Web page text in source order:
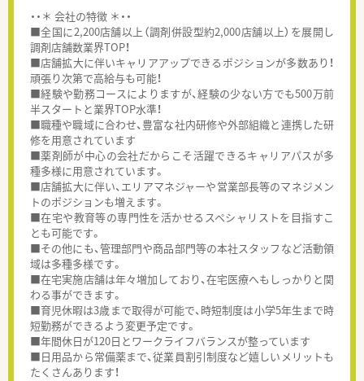
・・＊ 会社の特徴 ＊・・
■全国に2,200店舗以上（調剤併設型約2,000店舗以上）を展開し
調剤店舗数業界TOP！
■店舗拡大に伴いキャリアアップできるポジションが多数あり！
頑張り次第で高給与も可能！
■経験や勤務コースによりますが、経験の少ない方でも500万前
半スタートと業界TOP水準！
■職種や職域に合わせ、豊富な社内研修や外部組織と連携した研
修を用意されています
■薬剤師が中心の会社だからこそ活躍できるキャリアパスが多
種多様に用意されています。
■店舗拡大に伴い、エリアマネジャーや営業部長等のマネジメン
トのポジションも増えます。
■在宅や教育等の専門性を活かせるスペシャリストを目指すこ
とも可能です。
■その他にも、管理部門や商品部門等の本社スタッフなど活動領
域は多種多様です。
■在宅実施店舗は年々増加しており、在宅医療へもしっかりと関
わる事ができます。
■育児休暇は3歳まで取得が可能で、時短制度は小学5年生まで時
短勤務ができるよう変更予定です。
■年間休日が120日とワークライフバランスが整っています
■日用品から常備薬まで、従業員割引制度など嬉しいメリットも
たくさんあります！